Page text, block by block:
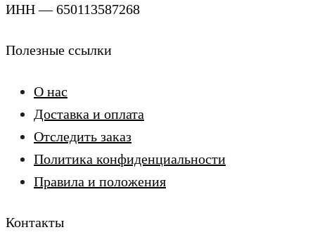
ИНН — 650113587268
Полезные ссылки
О нас
Доставка и оплата
Отследить заказ
Политика конфиденциальности
Правила и положения
Контакты